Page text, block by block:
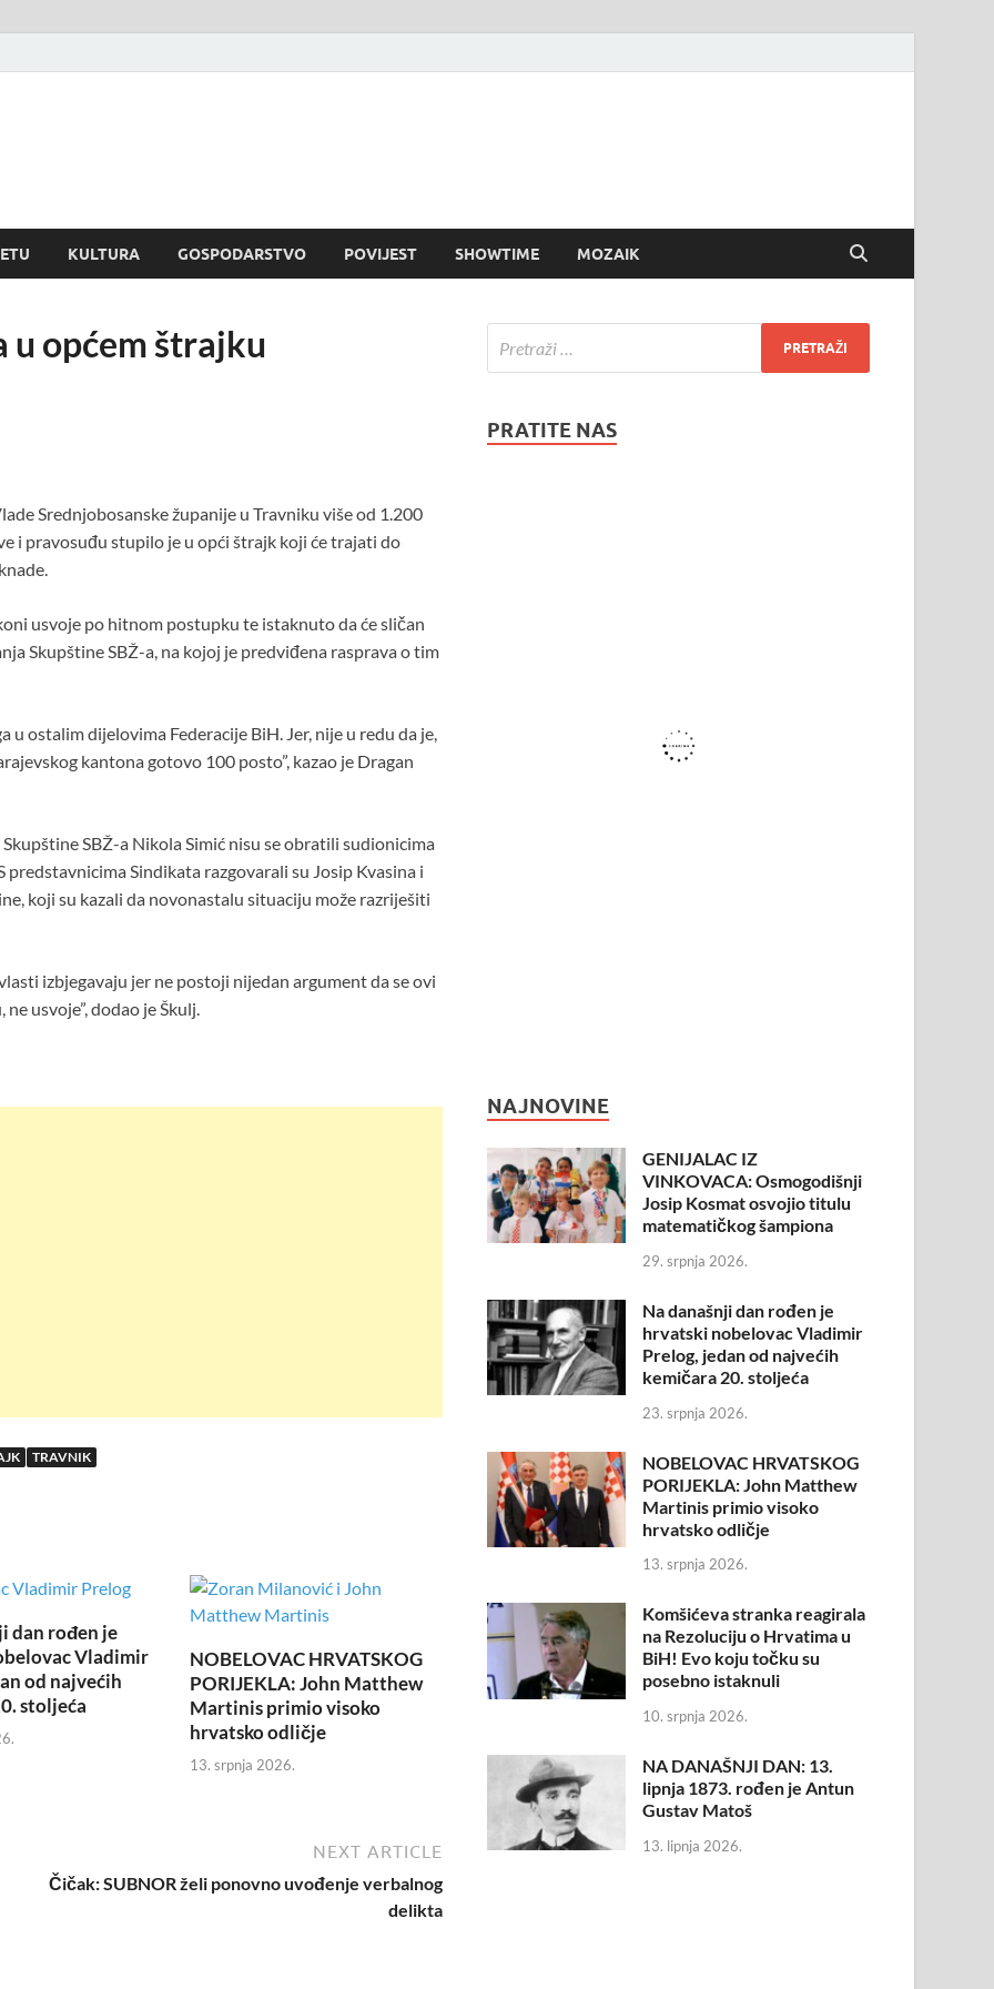
KULTURA GOSPODARSTVO POVIJEST SHOWTIME MOZAIK
u općem štrajku
Srednjobosanske županije u Travniku više od 1.200
i pravosuđu stupilo je u opći štrajk koji će trajati do
usvoje po hitnom postupku te istaknuto da će sličan
Skupštine SBŽ-a, na kojoj je predviđena rasprava o tim
u ostalim dijelovima Federacije BiH. Jer, nije u redu da je,
kantona gotovo 100 posto”, kazao je Dragan
SBŽ-a Nikola Simić nisu se obratili sudionicima
Sindikata razgovarali su Josip Kvasina i
koji su kazali da novonastalu situaciju može razriješiti
izbjegavaju jer ne postoji nijedan argument da se ovi
usvoje”, dodao je Škulj.
TRAVNIK
dan rođen je
Vladimir
od najvećih
stoljeća
NOBELOVAC HRVATSKOG
PORIJEKLA: John Matthew
Martinis primio visoko
hrvatsko odličje
13. srpnja 2026.
NEXT ARTICLE
Čičak: SUBNOR želi ponovno uvođenje verbalnog
delikta
PRATITE NAS
NAJNOVINE
GENIJALAC IZ
VINKOVACA: Osmogodišnji
Josip Kosmat osvojio titulu
matematičkog šampiona
29. srpnja 2026.
Na današnji dan rođen je
hrvatski nobelovac Vladimir
Prelog, jedan od najvećih
kemičara 20. stoljeća
23. srpnja 2026.
NOBELOVAC HRVATSKOG
PORIJEKLA: John Matthew
Martinis primio visoko
hrvatsko odličje
13. srpnja 2026.
Komšićeva stranka reagirala
na Rezoluciju o Hrvatima u
BiH! Evo koju točku su
posebno istaknuli
10. srpnja 2026.
NA DANAŠNJI DAN: 13.
lipnja 1873. rođen je Antun
Gustav Matoš
13. lipnja 2026.